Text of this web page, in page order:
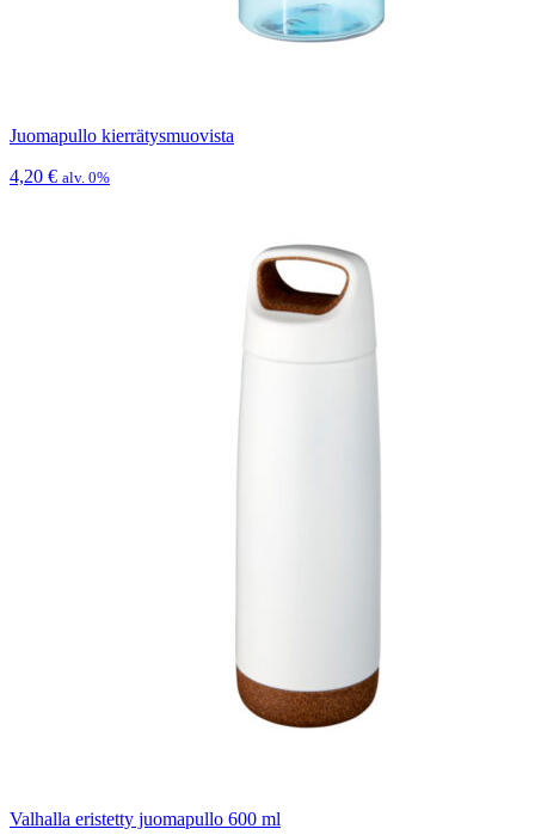
Juomapullo kierrätysmuovista
4,20 € alv. 0%
Valhalla eristetty juomapullo 600 ml